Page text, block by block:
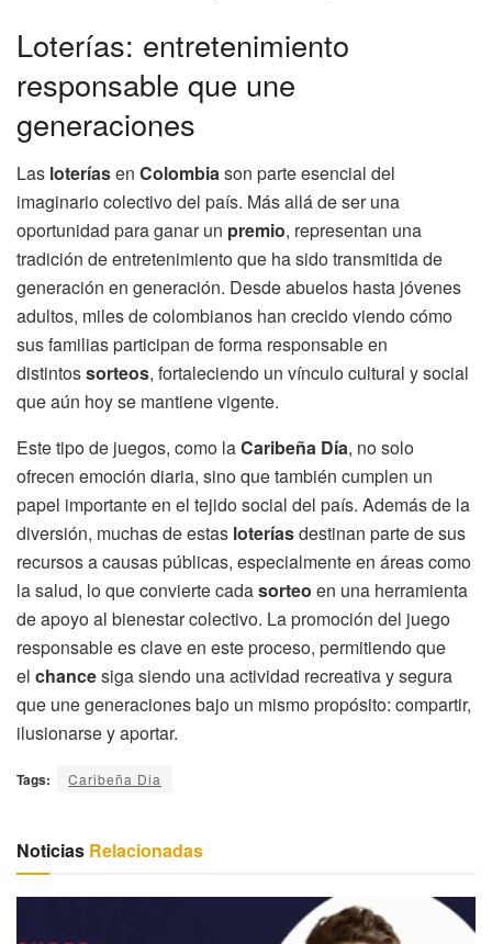
Loterías: entretenimiento
responsable que une
generaciones
Las loteríasen Colombiason parte esencial del
imaginario colectivo del país. Más allá de ser una
oportunidad para ganar un premio, representan una
tradición de entretenimiento que ha sido transmitida de
generación en generación. Desde abuelos hasta jóvenes
adultos, miles de colombianos han crecido viendo cómo
sus familias participan de forma responsable en
distintossorteos, fortaleciendo un vínculo cultural y social
que aún hoy se mantiene vigente.
Este tipo de juegos, como laCaribeña Día, no solo
ofrecen emoción diaria, sino que también cumplen un
papel importante en el tejido social del país. Además de la
diversión, muchas de estas loteríasdestinan parte de sus
recursos a causas públicas, especialmente en áreas como
la salud, lo que convierte cadasorteo en una herramienta
de apoyo al bienestar colectivo. La promoción del juego
responsable es clave en este proceso, permitiendo que
el chancesiga siendo una actividad recreativa y segura
que une generaciones bajo un mismo propósito: compartir,
ilusionarse y aportar.
Tags: Caribeña Dia
Noticias Relacionadas